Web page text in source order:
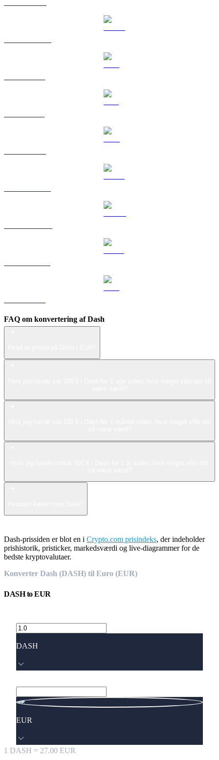
FAQ om konvertering af Dash
Dash-prissiden er blot en i Crypto.com prisindeks, der indeholder
prishistorik, pristicker, markedsværdi og live-diagrammer for de
bedste kryptovalutaer.
Konverter Dash (DASH) til Euro (EUR)
DASHtoEUR
DASH
EUR
1 DASH = 27.00 EUR